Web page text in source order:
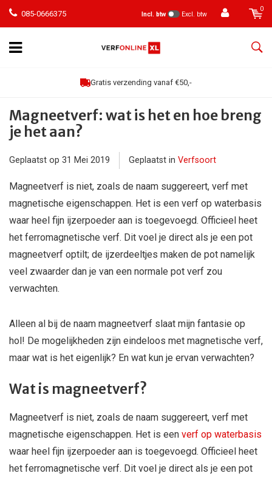
085-0666375 Incl. btw Excl. btw
0
Gratis verzending vanaf €50,-
Magneetverf: wat is het en hoe breng
je het aan?
Geplaatst op 31 Mei 2019 Geplaatst in Verfsoort
Magneetverf is niet, zoals de naam suggereert, verf met
magnetische eigenschappen. Het is een verf op waterbasis
waar heel fijn ijzerpoeder aan is toegevoegd. Officieel heet
het ferromagnetische verf. Dit voel je direct als je een pot
magneetverf optilt; de ijzerdeeltjes maken de pot namelijk
veel zwaarder dan je van een normale pot verf zou
verwachten.
Alleen al bij de naam magneetverf slaat mijn fantasie op
hol! De mogelijkheden zijn eindeloos met magnetische verf,
maar wat is het eigenlijk? En wat kun je ervan verwachten?
Wat is magneetverf?
Magneetverf is niet, zoals de naam suggereert, verf met
magnetische eigenschappen. Het is een verf op waterbasis
waar heel fijn ijzerpoeder aan is toegevoegd. Officieel heet
het ferromagnetische verf. Dit voel je direct als je een pot